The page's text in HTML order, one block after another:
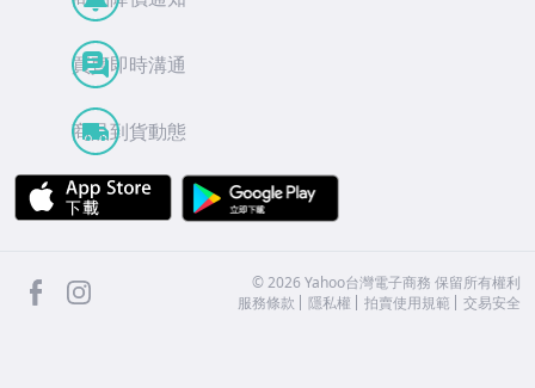
買賣即時溝通
商品到貨動態
APP Store
facebook ©2026 Yahoo台灣電子商務 保留所有權利
服務條款
隱私權 拍賣使用規範 交易安全